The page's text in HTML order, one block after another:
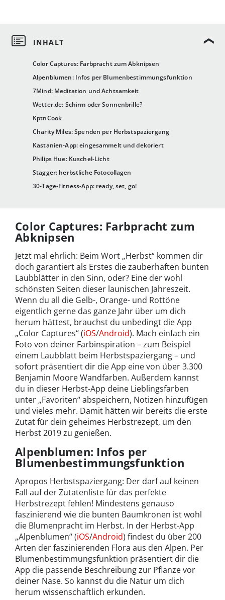
Color Captures: Farbpracht zum Abknipsen
Alpenblumen: Infos per Blumenbestimmungsfunktion
7Mind: Meditation und Achtsamkeit
Wetter.de: Schirm oder Sonnenbrille?
KptnCook
Charity Miles: Spenden per Herbstspaziergang
Kastanien-App: eingesammelt und dekoriert
Philips Hue: Kuschel-Licht
Stagger: herbstliche Fotocollagen
30-Tage-Fitness-App: ready, set, go!
Color Captures: Farbpracht zum
Abknipsen
Jetzt mal ehrlich: Beim Wort „Herbst“ kommen dir
doch garantiert als Erstes die zauberhaften bunten
Laubblätter in den Sinn, oder? Eine der wohl
schönsten Seiten dieser launischen Jahreszeit.
Wenn du all die Gelb-, Orange- und Rottöne
eigentlich gerne das ganze Jahr über um dich
herum hättest, brauchst du unbedingt die App
„Color Captures“ (iOS/Android). Mach einfach ein
Foto von deiner Farbinspiration – zum Beispiel
einem Laubblatt beim Herbstspaziergang – und
sofort präsentiert dir die App eine von über 3.300
Benjamin Moore Wandfarben. Außerdem kannst
du in dieser Herbst-App deine Lieblingsfarben
unter „Favoriten“ abspeichern, Notizen hinzufügen
und vieles mehr. Damit hätten wir bereits die erste
Zutat für dein geheimes Herbstrezept, um den
Herbst 2019 zu genießen.
Alpenblumen: Infos per
Blumenbestimmungsfunktion
Apropos Herbstspaziergang: Der darf auf keinen
Fall auf der Zutatenliste für das perfekte
Herbstrezept fehlen! Mindestens genauso
faszinierend wie die bunten Baumkronen ist wohl
die Blumenpracht im Herbst. In der Herbst-App
„Alpenblumen“ (iOS/Android) findest du über 200
Arten der faszinierenden Flora aus den Alpen. Per
Blumenbestimmungsfunktion präsentiert dir die
App die passende Beschreibung zur Pflanze vor
deiner Nase. So kannst du die Natur um dich
herum wissenschaftlich erkunden.